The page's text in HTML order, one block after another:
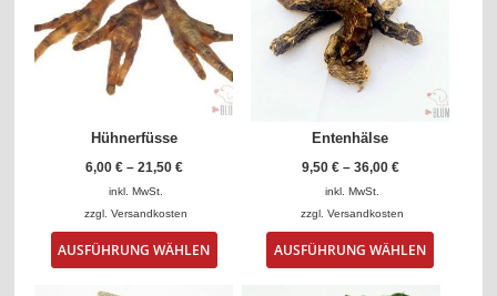
Hühnerfüsse
6,00 €– 21,50 €
inkl. MwSt.
zzgl.Versandkosten
AUSFÜHRUNG WÄHLEN
Dieses
Entenhälse
9,50 €– 36,00 €
inkl. MwSt.
zzgl.Versandkosten
AUSFÜHRUNG WÄHLEN
Dieses